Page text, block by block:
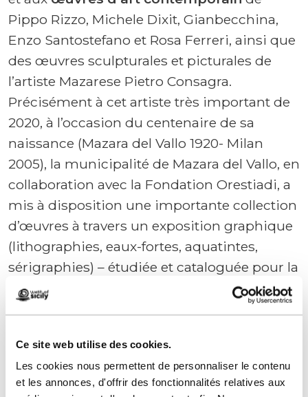
Ce site web utilise des cookies.
Les cookies nous permettent de personnaliser le contenu
et les annonces, d'offrir des fonctionnalités relatives aux
Pippo Rizzo, Michele Dixit, Gianbecchina,
Enzo Santostefano et Rosa Ferreri, ainsi que
des œuvres sculpturales et picturales de
l’artiste Mazarese Pietro Consagra.
Précisément à cet artiste très important de
2020, à l’occasion du centenaire de sa
naissance (Mazara del Vallo 1920- Milan
2005), la municipalité de Mazara del Vallo, en
collaboration avec la Fondation Orestiadi, a
mis à disposition une importante collection
d’œuvres à travers un exposition graphique
(lithographies, eaux-fortes, aquatintes,
sérigraphies) – étudiée et cataloguée pour la
première fois – de trente ans de production
de ce grand maître, figure emblématique de